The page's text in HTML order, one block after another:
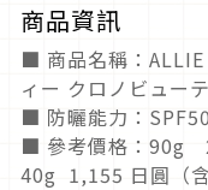
商品資訊
■ 商品名稱：ALLIE
ィー クロノビュー
■ 防曬能力：
■ 參考價格：90g
40g 1,155 日圓（含